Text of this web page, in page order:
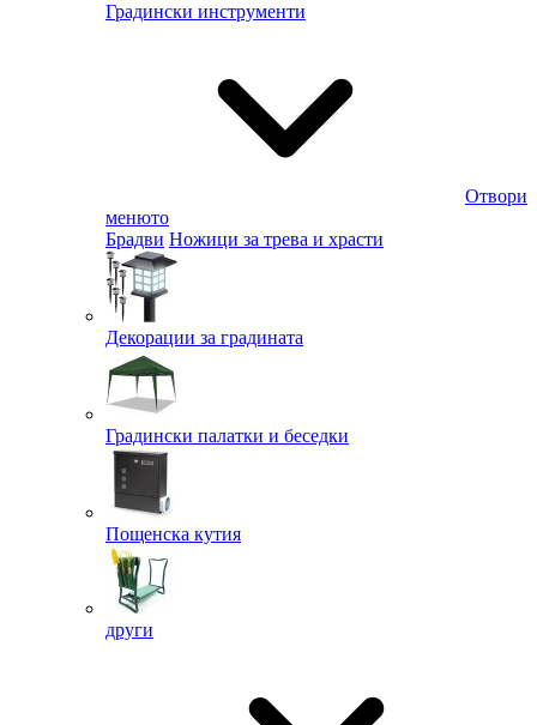
Градински инструменти
Отвори
менюто
Брадви Ножици за трева и храсти
Декорации за градината
Градински палатки и беседки
Пощенска кутия
други